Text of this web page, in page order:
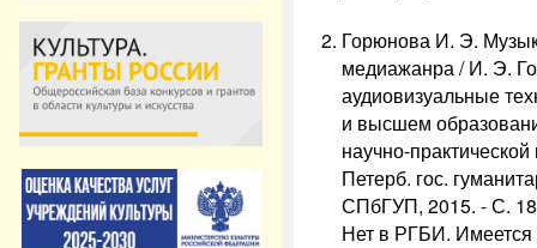
Горюнова И. Э.
медиажанра / И. Э.
аудиовизуальные
и высшем
научно-
Петерб. гос.
СПбГУП, 2015. - С.
Нет в РГБИ.